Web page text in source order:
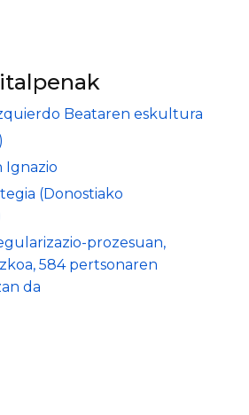
Beataren eskultura
Ignazio
(Donostiako
prozesuan,
584 pertsonaren
da